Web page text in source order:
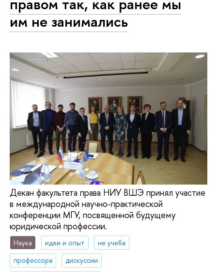
им не занимались
Декан факультета права НИУ ВШЭ принял участие
в международной научно-практической
конференции МГУ, посвященной будущему
юридической профессии.
Наука идеи и опыт
не учеба
профессора
дискуссии